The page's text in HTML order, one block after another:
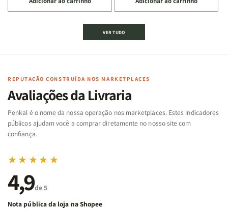
quantidade
de
Cartas
Famílias
Bíblia
-
Penkal
quantidade
de
Jogo
Cartas
Famílias
da
Bíblia
-
Penkal
quantidade
de
Jogo
|
de
quantidade
de
|
VER TUDO
REPUTAÇÃO CONSTRUÍDA NOS MARKETPLACES
Avaliações da Livraria
Penkal é o nome da nossa operação nos marketplaces. Estes indicadores
públicos ajudam você a comprar diretamente no nosso site com
confiança.
★★★★★
4,9de 5
Nota pública da loja na Shopee